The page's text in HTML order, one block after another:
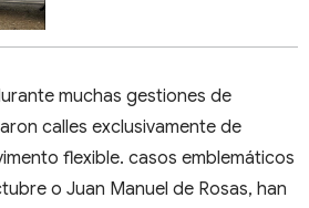
muchas gestiones de
calles exclusivamente de
flexible. casos emblemáticos
o Juan Manuel de Rosas, han